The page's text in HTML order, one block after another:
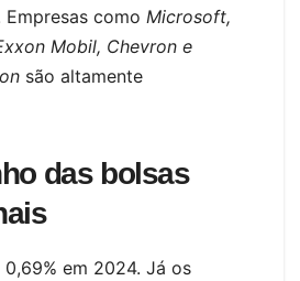
Empresas como Microsoft,
Mobil, Chevron e
são altamente
das bolsas
em 2024. Já os